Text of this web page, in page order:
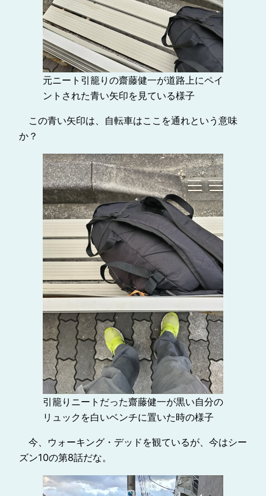
元ニート引籠りの齋藤健一が道路上にペイ
ントされた青い矢印を見ている様子
この青い矢印は、自転車はここを通れという意味
か？
引籠りニートだった齋藤健一が黒い自分の
リュックを白いベンチに置いた時の様子
今、ウォーキング・デッドを観ているが、今はシー
ズン10の第8話だな。